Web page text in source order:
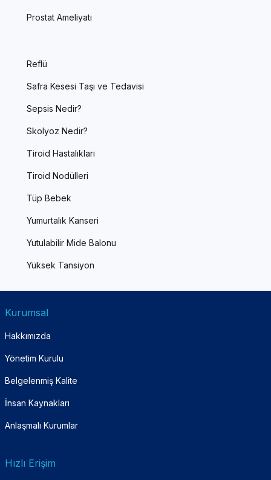
Prostat Ameliyatı
Reflü
Safra Kesesi Taşı ve Tedavisi
Sepsis Nedir?
Skolyoz Nedir?
Tiroid Hastalıkları
Tiroid Nodülleri
Tüp Bebek
Yumurtalık Kanseri
Yutulabilir Mide Balonu
Yüksek Tansiyon
Kurumsal
Hakkımızda
Yönetim Kurulu
Belgelenmiş Kalite
İnsan Kaynakları
Anlaşmalı Kurumlar
Hızlı Erişim